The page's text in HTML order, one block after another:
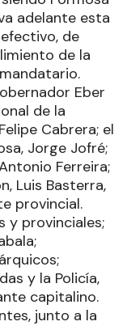
adelante esta
de
de la
Eber
de la
Cabrera; el
Jorge Jofré;
Ferreira;
Luis Basterra,
provincial.
y provinciales;
y la Policía,
capitalino.
junto a la